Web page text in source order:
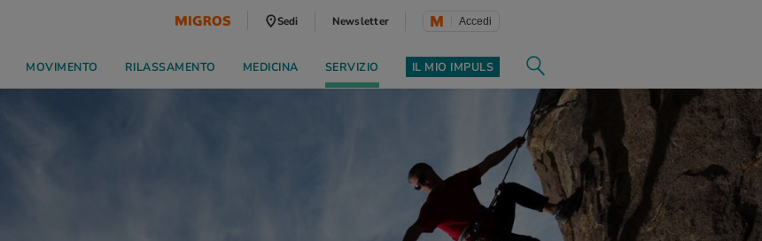
Sedi Newsletter Accedi
MOVIMENTO RILASSAMENTO MEDICINA SERVIZIO IL MIO IMPULS